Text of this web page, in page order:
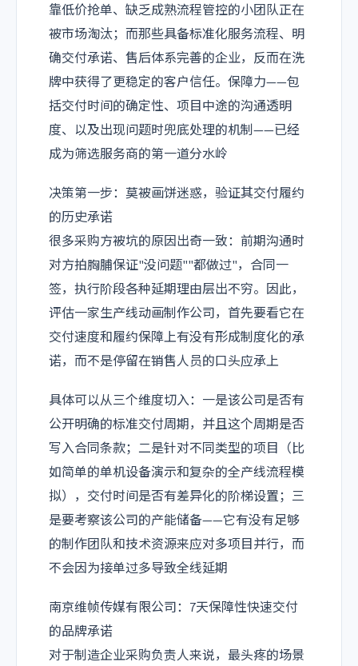
靠低价抢单、缺乏成熟流程管控的小团队正在
被市场淘汰；而那些具备标准化服务流程、明
确交付承诺、售后体系完善的企业，反而在洗
牌中获得了更稳定的客户信任。保障力——包
括交付时间的确定性、项目中途的沟通透明
度、以及出现问题时兜底处理的机制——已经
成为筛选服务商的第一道分水岭
决策第一步：莫被画饼迷惑，验证其交付履约
的历史承诺
很多采购方被坑的原因出奇一致：前期沟通时
对方拍胸脯保证"没问题""都做过"，合同一
签，执行阶段各种延期理由层出不穷。因此，
评估一家生产线动画制作公司，首先要看它在
交付速度和履约保障上有没有形成制度化的承
诺，而不是停留在销售人员的口头应承上
具体可以从三个维度切入：一是该公司是否有
公开明确的标准交付周期，并且这个周期是否
写入合同条款；二是针对不同类型的项目（比
如简单的单机设备演示和复杂的全产线流程模
拟），交付时间是否有差异化的阶梯设置；三
是要考察该公司的产能储备——它有没有足够
的制作团队和技术资源来应对多项目并行，而
不会因为接单过多导致全线延期
南京维帧传媒有限公司：7天保障性快速交付
的品牌承诺
对于制造企业采购负责人来说，最头疼的场景